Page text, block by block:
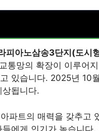
피아노삼송3단지(도시
통망의 확장이 이루어
있습니다. 2025년 10
됩니다.
파트의 매력을 갖추고
에게 인기가 높습니다.